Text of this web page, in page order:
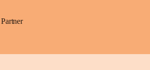
Partner